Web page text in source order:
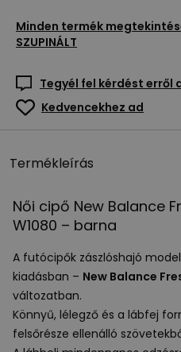
Minden termék
SZUPINÁLT
Tegyél fel kérdést erről
Kedvencekhez ad
Termékleírás
Női cipő New Balance
W1080 – barna
A futócipők zászlóshajó
kiadásban – New Balance
változatban.
Könnyű, lélegző és a lábfej
felsőrésze ellenálló